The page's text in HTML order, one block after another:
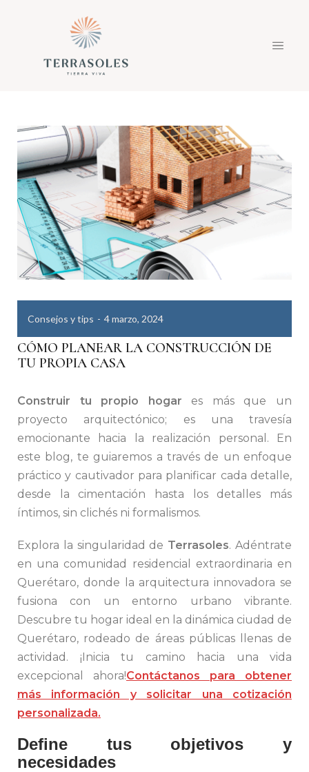
Consejos y tips 4 marzo, 2024
CÓMO PLANEAR LA CONSTRUCCIÓN DE
TU PROPIA CASA
Construir tu propio hogar es más que un
proyecto arquitectónico; es una travesía
emocionante hacia la realización personal. En
este blog, te guiaremos a través de un enfoque
práctico y cautivador para planificar cada detalle,
desde la cimentación hasta los detalles más
íntimos, sin clichés ni formalismos.
Explora la singularidad de Terrasoles. Adéntrate
en una comunidad residencial extraordinaria en
Querétaro, donde la arquitectura innovadora se
fusiona con un entorno urbano vibrante.
Descubre tu hogar ideal en la dinámica ciudad de
Querétaro, rodeado de áreas públicas llenas de
actividad. ¡Inicia tu camino hacia una vida
excepcional ahora!Contáctanos para obtener
más información y solicitar una cotización
personalizada.
Define tus objetivos y
necesidades